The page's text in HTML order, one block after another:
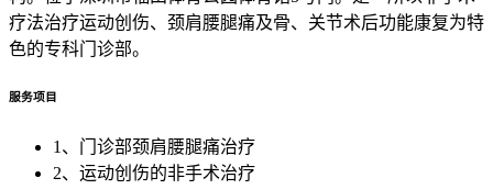
疗法治疗运动创伤、颈肩腰腿痛及骨、关节术后功能康复为特
色的专科门诊部。
服务项目
1、门诊部颈肩腰腿痛治疗
2、运动创伤的非手术治疗